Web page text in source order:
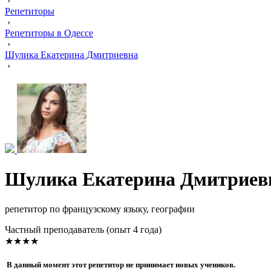
Репетиторы
›
Репетиторы в Одессе
›
Шулика Екатерина Дмитриевна
›
Шулика Екатерина
репетитор по французскому языку, географии
Частный преподаватель (опыт 4 года)
★★★★
В данный момент этот репетитор не принимает новых учеников.